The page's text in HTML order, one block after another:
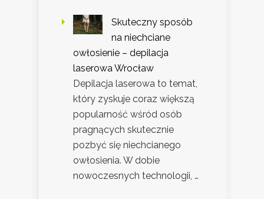
Skuteczny sposób
na niechciane
owłosienie – depilacja
laserowa Wrocław
Depilacja laserowa to temat,
który zyskuje coraz większą
popularność wśród osób
pragnących skutecznie
pozbyć się niechcianego
owłosienia. W dobie
nowoczesnych technologii, …